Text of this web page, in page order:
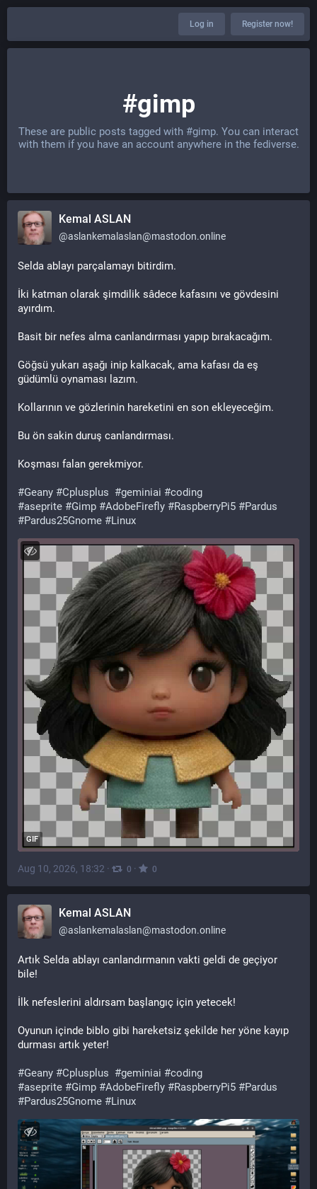
Log in Register now!
#gimp
These are public posts tagged with #gimp. You can interact
with them if you have an account anywhere in the fediverse.
Kemal ASLAN
@aslankemalaslan@mastodon.online
Selda ablayı parçalamayı bitirdim.
İki katman olarak şimdilik sâdece kafasını ve gövdesini
ayırdım.
Basit bir nefes alma canlandırması yapıp bırakacağım.
Göğsü yukarı aşağı inip kalkacak, ama kafası da eş
güdümlü oynaması lazım.
Kollarının ve gözlerinin hareketini en son ekleyeceğim.
Bu ön sakin duruş canlandırması.
Koşması falan gerekmiyor.
#Geany #Cplusplus #geminiai #coding
#aseprite #Gimp #AdobeFirefly #RaspberryPi5 #Pardus
#Pardus25Gnome #Linux
GIF
Aug 10, 2026, 18:32 · 0 · 0
Kemal ASLAN
@aslankemalaslan@mastodon.online
Artık Selda ablayı canlandırmanın vakti geldi de geçiyor
bile!
İlk nefeslerini aldırsam başlangıç için yetecek!
Oyunun içinde biblo gibi hareketsiz şekilde her yöne kayıp
durması artık yeter!
#Geany #Cplusplus #geminiai #coding
#aseprite #Gimp #AdobeFirefly #RaspberryPi5 #Pardus
#Pardus25Gnome #Linux